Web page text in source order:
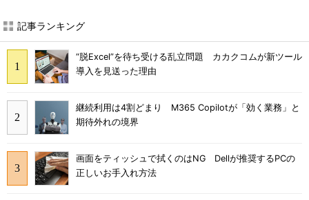
記事ランキング
“脱Excel”を待ち受ける乱立問題 カカクコムが新ツール
導入を見送った理由
継続利用は4割どまり M365 Copilotが「効く業務」と
期待外れの境界
画面をティッシュで拭くのはNG Dellが推奨するPCの
正しいお手入れ方法